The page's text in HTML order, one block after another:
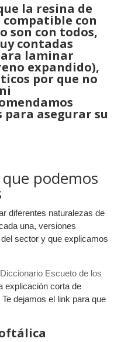
la resina de
con
son con todos,
contadas
laminar
expandido),
por que no
para asegurar su
podemos
diferentes naturalezas de
una, versiones
sector y que explicamos
Diccionario Escueto de los
explicación corta de
dejamos el link para que